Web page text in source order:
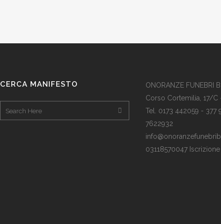
CERCA MANIFESTO
ONORANZE FUNEBRI
Corso Cortemilia, 17/C
Tel. 0173 442059 - 377
7622932
03118570047